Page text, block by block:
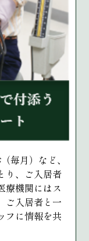
毎月）など、
り、ご入居者
療機関にはス
ご入居者と一
フに情報を共